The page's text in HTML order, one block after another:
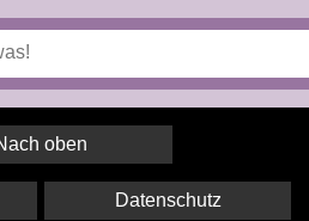
oben
Datenschutz